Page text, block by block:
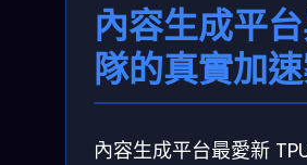
內容生成平
隊的真實加
內容生成平台最愛新